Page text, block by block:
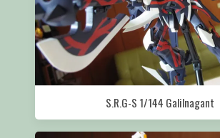
S.R.G-S 1/144 Galilnagant